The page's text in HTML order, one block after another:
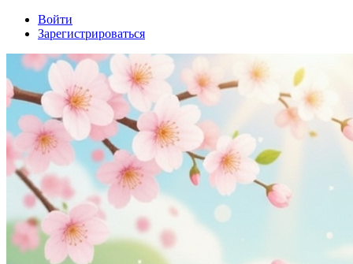
Войти
Зарегистрироваться